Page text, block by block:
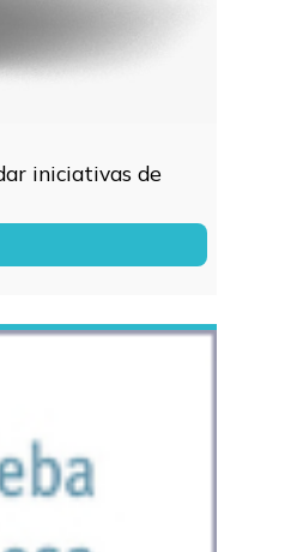
iniciativas de